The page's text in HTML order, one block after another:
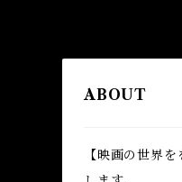
ABOUT
【映画の世界